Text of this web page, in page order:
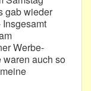
gab wieder
Werbe-
waren auch so